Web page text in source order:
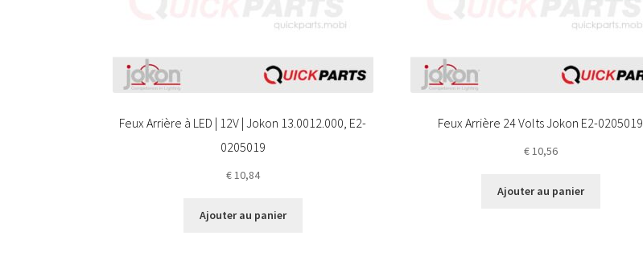
Feux Arrière à LED | 12V | Jokon 13.0012.000, E2-
0205019
€10,84
Ajouter au panier
Feux Arrière 24 Volts Jokon E2-0205019
€10,56
Ajouter au panier